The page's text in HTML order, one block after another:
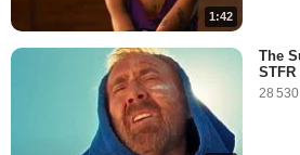
1:42
The
STFR
28